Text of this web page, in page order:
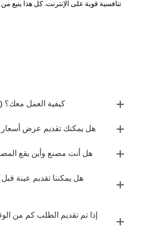
تنافسية قوية على الإنترنت. كل هذا ينبع من
كيفية العمل معك؟
هل يمكنك تقديم عرض أسعار
هل أنت مصنع وأين يقع
هل يمكننا تقديم عينة
إذا تم تقديم الطلب كم من